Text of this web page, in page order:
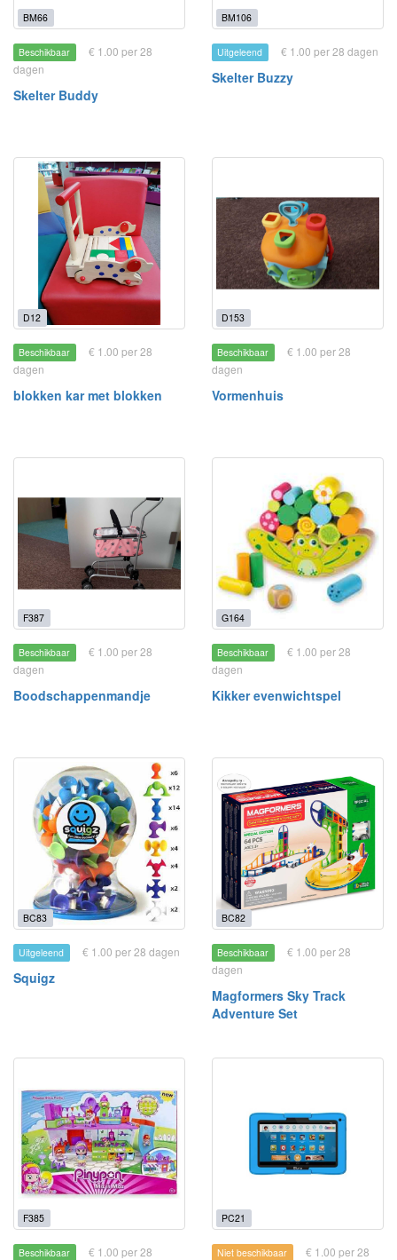
BM66
Beschikbaar
€ 1.00 per 28
dagen
Skelter Buddy
BM106
Uitgeleend € 1.00 per 28 dagen
Skelter Buzzy
D12
Beschikbaar
€ 1.00 per 28
dagen
blokken kar met blokken
D153
Beschikbaar
€ 1.00 per 28
dagen
Vormenhuis
F387
Beschikbaar
€ 1.00 per 28
dagen
Boodschappenmandje
G164
Beschikbaar
€ 1.00 per 28
dagen
Kikker evenwichtspel
BC83
Uitgeleend € 1.00 per 28 dagen
Squigz
BC82
Beschikbaar
€ 1.00 per 28
dagen
Magformers Sky Track
Adventure Set
F385
Beschikbaar
€ 1.00 per 28
PC21
Niet beschikbaar
€ 1.00 per 28